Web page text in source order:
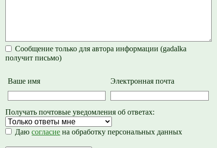
Сообщение только для автора информации (gadalka
получит письмо)
Ваше имя Электронная почта
Получать почтовые уведомления об ответах:
Даюсогласие на обработку персональных данных